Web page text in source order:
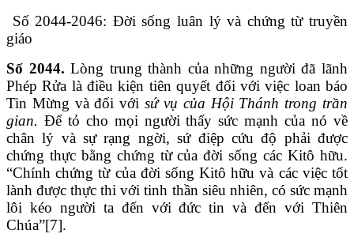
Số 2044-2046: Đời sống luân lý và chứng từ truyền
giáo
Số 2044.Lòng trung thành của những người đã lãnh
Phép Rửa là điều kiện tiên quyết đối với việc loan báo
Tin Mừng và đối vớisứ vụ của Hội Thánh trong trần
gian. Để tỏ cho mọi người thấy sức mạnh của nó về
chân lý và sự rạng ngời, sứ điệp cứu độ phải được
chứng thực bằng chứng từ của đời sống các Kitô hữu.
“Chính chứng từ của đời sống Kitô hữu và các việc tốt
lành được thực thi với tinh thần siêu nhiên, có sức mạnh
lôi kéo người ta đến với đức tin và đến với Thiên
Chúa”[7].